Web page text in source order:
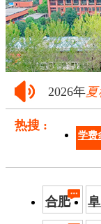
2026年夏
热搜 :
学费
合肥